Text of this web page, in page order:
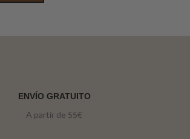
ENVÍO GRATUITO
A partir de 55€